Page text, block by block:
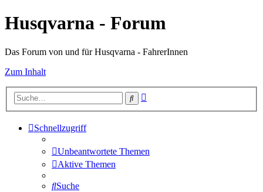
Husqvarna - Forum
Das Forum von und für Husqvarna - FahrerInnen
Zum Inhalt
Suche
Schnellzugriff
Unbeantwortete Themen
Aktive Themen
Suche